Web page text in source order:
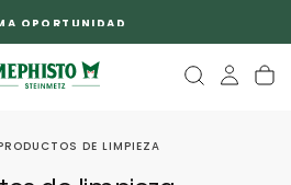
OPORTUNIDAD
DE LIMPIEZA